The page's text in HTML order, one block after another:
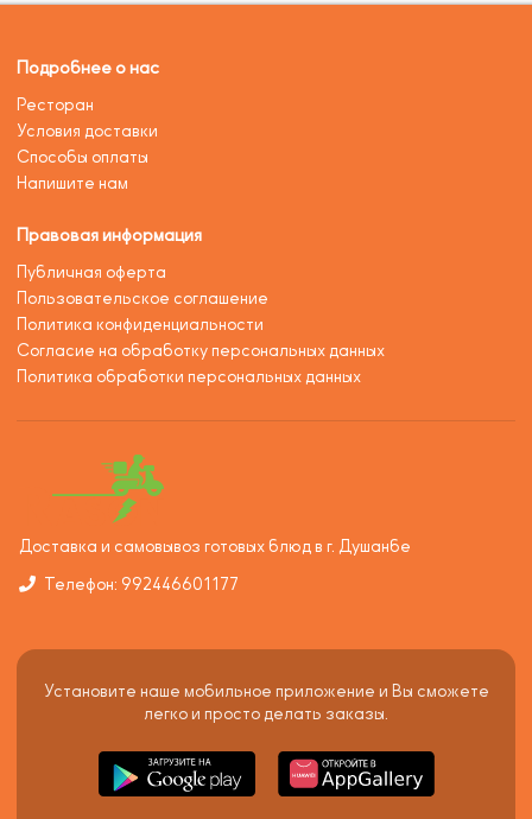
Подробнее о нас
Ресторан
Условия доставки
Способы оплаты
Напишите нам
Правовая информация
Публичная оферта
Пользовательское соглашение
Политика конфиденциальности
Согласие на обработку персональных данных
Политика обработки персональных данных
Доставка и самовывоз готовых блюд в г. Душанбе
Телефон: 992446601177
Установите наше мобильное приложение и Вы сможете
легко и просто делать заказы.